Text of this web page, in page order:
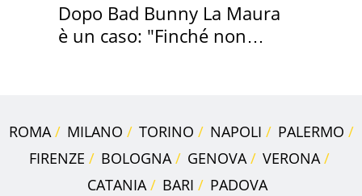
Dopo Bad Bunny La Maura
è un caso: "Finché non
ROMA MILANO TORINO NAPOLI
PALERMO
FIRENZE
BOLOGNA GENOVA
VERONA
CATANIA
BARI PADOVA